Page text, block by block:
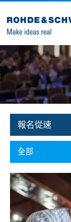
Activities
Contact Us
Member
Calendar
Member Login
Aerospace
Broadcast
報名從速
全部